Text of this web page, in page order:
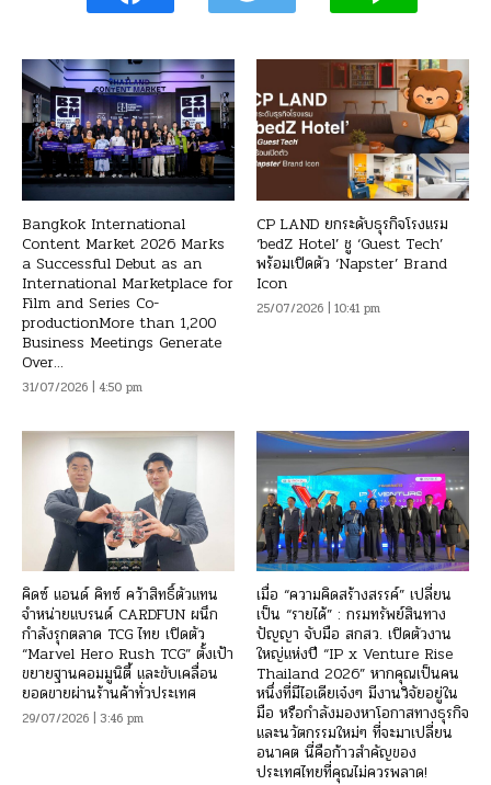
Bangkok International
Content Market 2026 Marks
a Successful Debut as an
International Marketplace for
Film and Series Co-
productionMore than 1,200
Business Meetings Generate
Over...
31/07/2026 | 4:50 pm
CP LAND ยกระดับธุรกิจโรงแรม
‘bedZ Hotel’ ชู ‘Guest Tech’
พร้อมเปิดตัว ‘Napster’ Brand
Icon
25/07/2026 | 10:41 pm
คิดซ์ แอนด์ คิทซ์ คว้าสิทธิ์ตัวแทน
จำหน่ายแบรนด์ CARDFUN ผนึก
กำลังรุกตลาด TCG ไทย เปิดตัว
“Marvel Hero Rush TCG” ตั้งเป้า
ขยายฐานคอมมูนิตี้ และขับเคลื่อน
ยอดขายผ่านร้านค้าทั่วประเทศ
29/07/2026 | 3:46 pm
เมื่อ “ความคิดสร้างสรรค์” เปลี่ยน
เป็น “รายได้” : กรมทรัพย์สินทาง
ปัญญา จับมือ สกสว. เปิดตัวงาน
ใหญ่แห่งปี “IP x Venture Rise
Thailand 2026” หากคุณเป็นคน
หนึ่งที่มีไอเดียเจ๋งๆ มีงานวิจัยอยู่ใน
มือ หรือกำลังมองหาโอกาสทางธุรกิจ
และนวัตกรรมใหม่ๆ ที่จะมาเปลี่ยน
อนาคต นี่คือก้าวสำคัญของ
ประเทศไทยที่คุณไม่ควรพลาด!